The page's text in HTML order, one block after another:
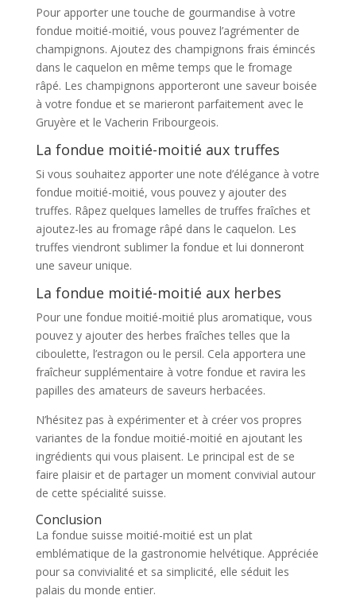
Pour apporter une touche de gourmandise à votre
fondue moitié-moitié, vous pouvez l’agrémenter de
champignons. Ajoutez des champignons frais émincés
dans le caquelon en même temps que le fromage
râpé. Les champignons apporteront une saveur boisée
à votre fondue et se marieront parfaitement avec le
Gruyère et le Vacherin Fribourgeois.
La fondue moitié-moitié aux truffes
Si vous souhaitez apporter une note d’élégance à votre
fondue moitié-moitié, vous pouvez y ajouter des
truffes. Râpez quelques lamelles de truffes fraîches et
ajoutez-les au fromage râpé dans le caquelon. Les
truffes viendront sublimer la fondue et lui donneront
une saveur unique.
La fondue moitié-moitié aux herbes
Pour une fondue moitié-moitié plus aromatique, vous
pouvez y ajouter des herbes fraîches telles que la
ciboulette, l’estragon ou le persil. Cela apportera une
fraîcheur supplémentaire à votre fondue et ravira les
papilles des amateurs de saveurs herbacées.
N’hésitez pas à expérimenter et à créer vos propres
variantes de la fondue moitié-moitié en ajoutant les
ingrédients qui vous plaisent. Le principal est de se
faire plaisir et de partager un moment convivial autour
de cette spécialité suisse.
Conclusion
La fondue suisse moitié-moitié est un plat
emblématique de la gastronomie helvétique. Appréciée
pour sa convivialité et sa simplicité, elle séduit les
palais du monde entier.